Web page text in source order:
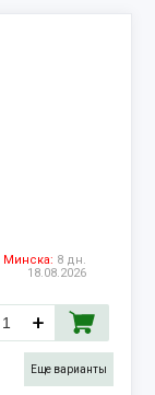
Минска: 8 дн.
18.08.2026
Еще варианты